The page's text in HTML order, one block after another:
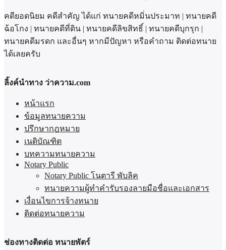
คดียอดนิยม คดีสำคัญ ได้แก่ ทนายคดีหมิ่นประมาท | ทนายคดี
ฉ้อโกง | ทนายคดีที่ดิน | ทนายคดีลิขสิทธิ์ | ทนายคดีบุกรุก |
ทนายคดีมรดก และอื่นๆ หากมีปัญหา หรือคำถาม ติดต่อทนาย
ได้เลยครับ
ลิ้งค์นำทาง ว่าความ.com
หน้าแรก
ข้อมูลทนายความ
ปรึกษากฎหมาย
เนติบัณฑิต
บทความทนายความ
Notary Public
Notary Public โนตารี พับลิค
ทนายความผู้ทำคำรับรองลายมือชื่อและเอกสาร
เงื่อนไขการจ้างทนาย
ติดต่อทนายความ
ช่องทางติดต่อ ทนายพัตร์